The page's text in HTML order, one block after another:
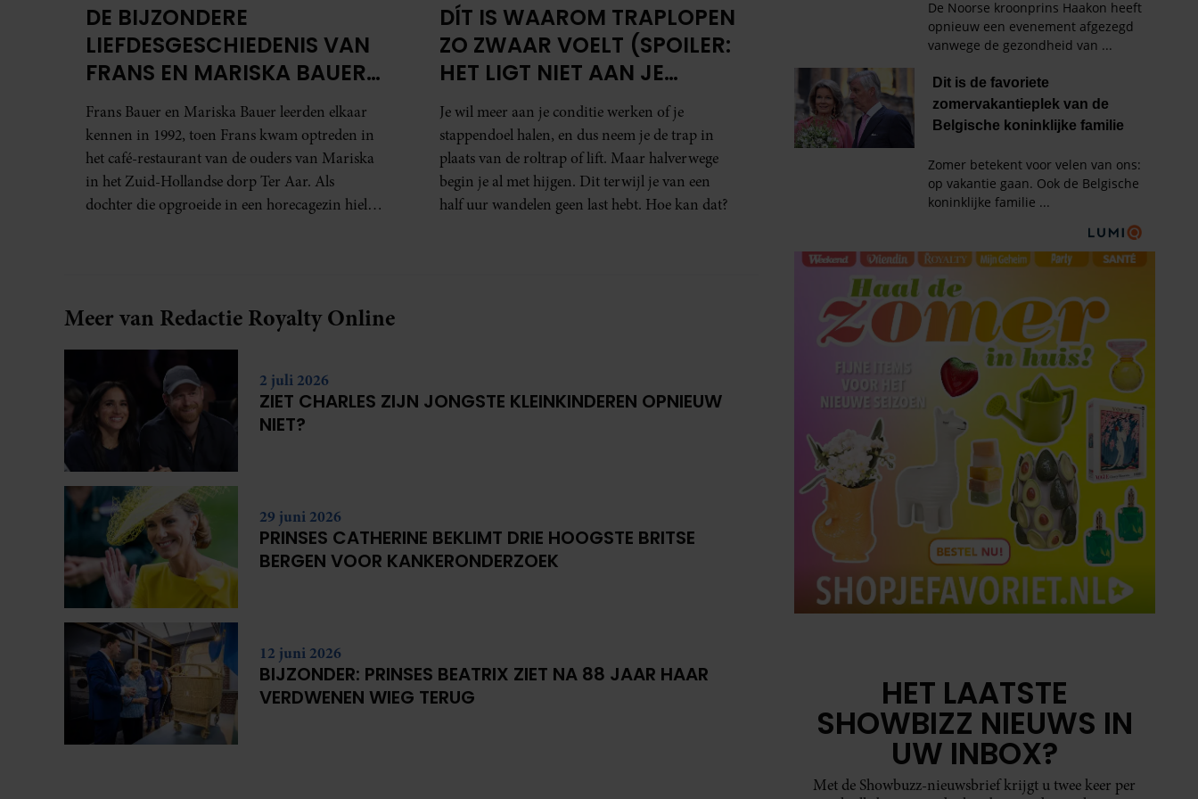
DE BIJZONDERE
LIEFDESGESCHIEDENIS VAN
FRANS EN MARISKA BAUER:
OOK IN BED ELKAARS
EERSTE
Frans Bauer en Mariska Bauer leerden elkaar
kennen in 1992, toen Frans kwam optreden in
het café-restaurant van de ouders van Mariska
in het Zuid-Hollandse dorp Ter Aar. Als
dochter die opgroeide in een horecagezin hielp
DÍT IS WAAROM TRAPLOPEN
ZO ZWAAR VOELT (SPOILER:
HET LIGT NIET AAN JE
CONDITIE)
Je wil meer aan je conditie werken of je
stappendoel halen, en dus neem je de trap in
plaats van de roltrap of lift. Maar halverwege
begin je al met hijgen. Dit terwijl je van een
half uur wandelen geen last hebt. Hoe kan dat?
Meer van Redactie Royalty Online
2 juli 2026
ZIET CHARLES ZIJN JONGSTE KLEINKINDEREN OPNIEUW
NIET?
29 juni 2026
PRINSES CATHERINE BEKLIMT DRIE HOOGSTE BRITSE
BERGEN VOOR KANKERONDERZOEK
12 juni 2026
BIJZONDER: PRINSES BEATRIX ZIET NA 88 JAAR HAAR
VERDWENEN WIEG TERUG
HET LAATSTE
SHOWBIZZ NIEUWS IN
UW INBOX?
Met de Showbuzz-nieuwsbrief krijgt u twee keer per